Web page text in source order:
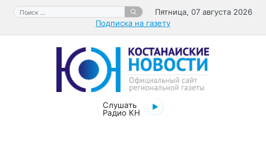
Перейти
содержимому
Поиск:
Пятница, 07 августа 2026
Подписка на газету
Слушать
Радио КН